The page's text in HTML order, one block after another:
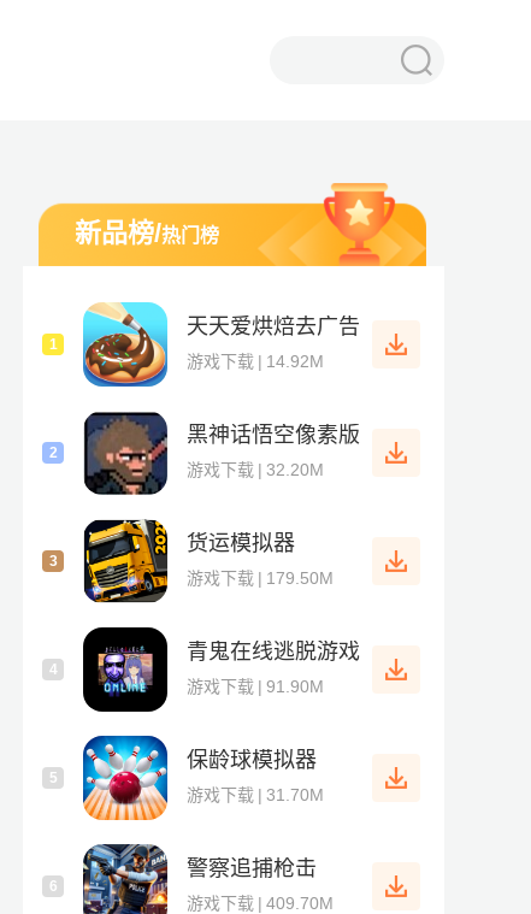
新品榜/热门榜
1
天天爱烘焙去广告
游戏下载 | 14.92M
2
黑神话悟空像素版
游戏下载 | 32.20M
3
货运模拟器
游戏下载 | 179.50M
4
青鬼在线逃脱游戏
游戏下载 | 91.90M
5
保龄球模拟器
游戏下载 | 31.70M
6
警察追捕枪击
游戏下载 | 409.70M